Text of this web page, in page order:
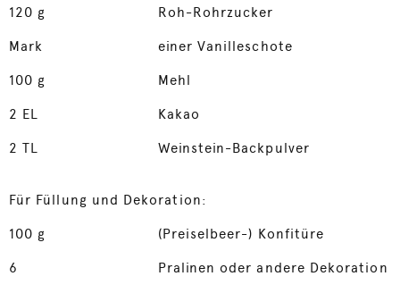
120 g Roh-Rohrzucker
Mark einer Vanilleschote
100 g Mehl
2 EL Kakao
2TL Weinstein-Backpulver
Für Füllung und Dekoration:
100 g (Preiselbeer-) Konfitüre
6 Pralinen oder andere Dekoration